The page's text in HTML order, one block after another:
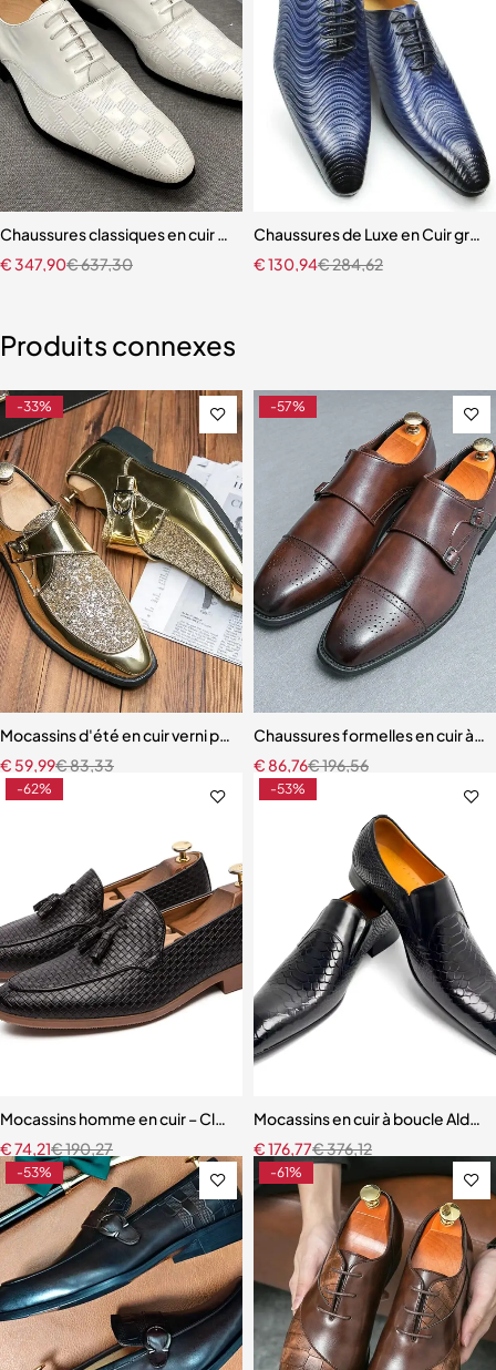
Chaussures classiques en cuir véritable pour hommes
€637,30
€347,90
Chaussures de Luxe en Cuir
€284,62
€130,94
Produits connexes
-33%
Mocassins d'été en cuir verni pour homme
€83,33
€ 59,99
-57%
Chaussures formelles en cuir à
€196,56
€ 86,76
-62%
Mocassins homme en cuir – Classiques à pompons, confortables et
€190,27
€74,21
-53%
Mocassins en cuir à boucle Ald-
€376,12
€176,77
-53% -61%